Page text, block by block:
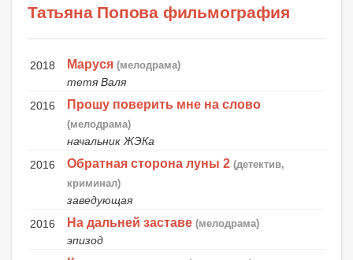
Татьяна Попова фильмография
2018 Маруся (мелодрама)
тетя Валя
2016
Прошу поверить мне на слово
(мелодрама)
начальник ЖЭКа
2016
Обратная сторона луны 2 (детектив,
криминал)
заведующая
2016
На дальней заставе (мелодрама)
эпизод